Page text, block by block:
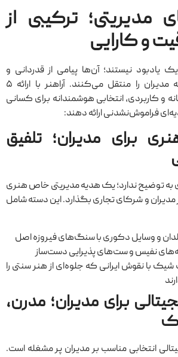
مدیریتی؛ ترکیبی از
و کارایی
یادبود نیستند؛ آن‌ها پیامی از قدردانی و
شناخت عمیق از سلیقه مدیران را منتقل می‌کنند. آراهنر با ارائه‌ ۵
و کاربردی، انتخابی هوشمندانه برای کسانی
فراموش‌نشدنی ارائه دهند:
برای مدیران؛ تلفیق
به توضیح ندارد؛ یک هدیه مدیریتی خاص هنری
مدیران و شرکای تجاری بگذارد. این دسته شامل
و وسایل دکوری با سنگ‌های فیروزه اصل
نفیس و ست‌های پذیرایی دست‌ساز
با نقوش ایرانی که جلوه‌ای از هنر سنتی را
برای مدیران؛ مدرن،
انتخابی مناسب بر مدیران پر مشغله است.